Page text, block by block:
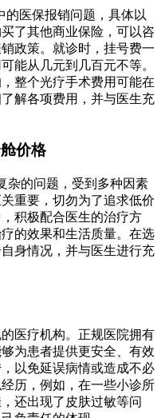
的医保报销问题，具体以
了其他商业保险，可以咨
政策。就诊时，挂号费一
能从几元到几百元不等。
整个光疗手术费用可能在
解各项费用，并与医生充
价格
杂的问题，受到多种因素
重要，切勿为了追求低价
积极配合医生的治疗方
的效果和生活质量。在选
身情况，并与医生进行充
医疗机构。正规医院拥有
为患者提供更安全、有效
以免延误病情或造成不必
历，例如，在一些小诊所
还出现了皮肤过敏等问